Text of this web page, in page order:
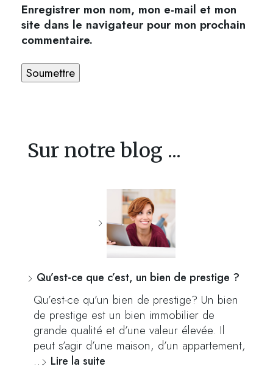
Enregistrer mon nom, mon e-mail et mon
site dans le navigateur pour mon prochain
commentaire.
Sur notre blog ...
Qu’est-ce que c’est, un bien de prestige ?
Qu’est-ce qu’un bien de prestige? Un bien
de prestige est un bien immobilier de
grande qualité et d’une valeur élevée. Il
peut s’agir d’une maison, d’un appartement,
… Lire la suite